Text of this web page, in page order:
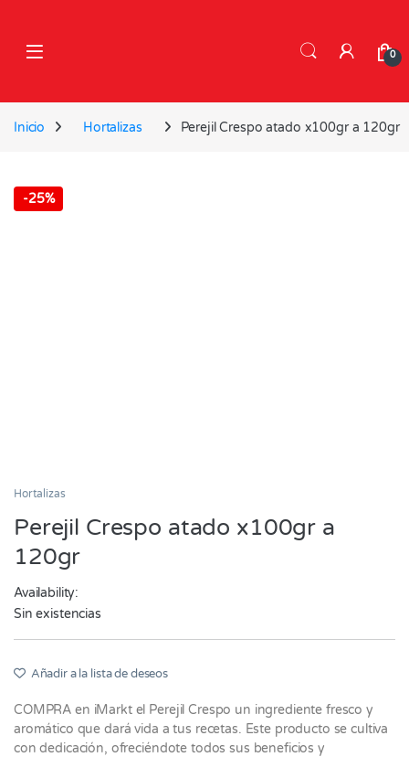
0
Inicio Hortalizas Perejil Crespo atado x100gr a 120gr
-25%
Hortalizas
Perejil Crespo atado x100gr a
120gr
Availability:
Sin existencias
Añadir a la lista de deseos
COMPRA en iMarkt el Perejil Crespo un ingrediente fresco y
aromático que dará vida a tus recetas. Este producto se cultiva
con dedicación, ofreciéndote todos sus beneficios y